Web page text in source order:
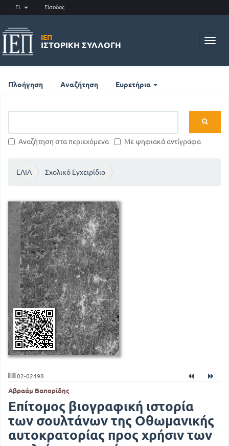
EL Είσοδος
ΙΕΠ
ΙΣΤΟΡΙΚΉ ΣΥΛΛΟΓΉ
Πλοήγηση Αναζήτηση Ευρετήρια
Αναζήτηση στα περιεχόμενα Με ψηφιακά αντίγραφα
ΕΛΙΑ Σχολικό Εγχειρίδιο
02-02498
Αβραάμ Βαπορίδης
Επίτομος βιογραφική ιστορία
των σουλτάνων της Οθωμανικής
αυτοκρατορίας προς χρήσιν των